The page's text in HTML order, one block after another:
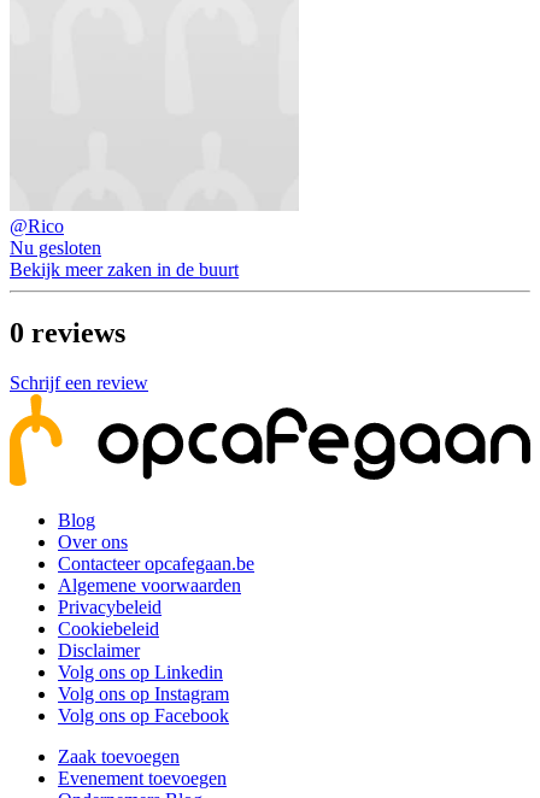
@Rico
Nu gesloten
Bekijk meer zaken in de buurt
0 reviews
Schrijf een review
Blog
Over ons
Contacteer opcafegaan.be
Algemene voorwaarden
Privacybeleid
Cookiebeleid
Disclaimer
Volg ons op Linkedin
Volg ons op Instagram
Volg ons op Facebook
Zaak toevoegen
Evenement toevoegen